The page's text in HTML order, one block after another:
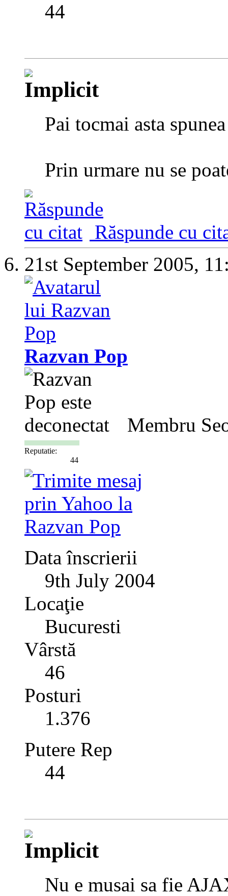
44
Pai tocmai asta
Prin urmare nu se
Răspunde cu
21st September 2005,
Razvan Pop
Membru
Reputatie:
44
Data înscrierii
9th July 2004
Locaţie
Bucuresti
Vârstă
46
Posturi
1.376
Putere Rep
44
Nu e musai sa fie